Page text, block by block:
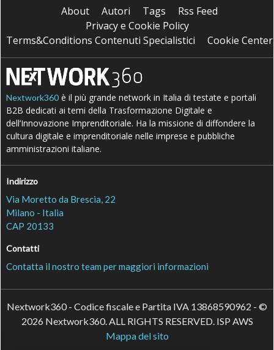
About Autori Tags
Rss Feed
Privacy e Cookie Policy
Terms&Conditions Contenuti Specialistici
Cookie Center
Nextwork360 è il più grande network in Italia di testate e portali
B2B dedicati ai temi della Trasformazione Digitale e
dell’Innovazione Imprenditoriale. Ha la missione di diffondere la
cultura digitale e imprenditoriale nelle imprese e pubbliche
amministrazioni italiane.
Indirizzo
Via Moretto da Brescia, 22
Milano - Italia
CAP 20133
Contatti
Contatta il nostro team per maggiori informazioni
Nextwork360 - Codice fiscale e Partita IVA 13868590962 - ©
2026 Nextwork360. ALL RIGHTS RESERVED. ISP AWS
Mappa del sito